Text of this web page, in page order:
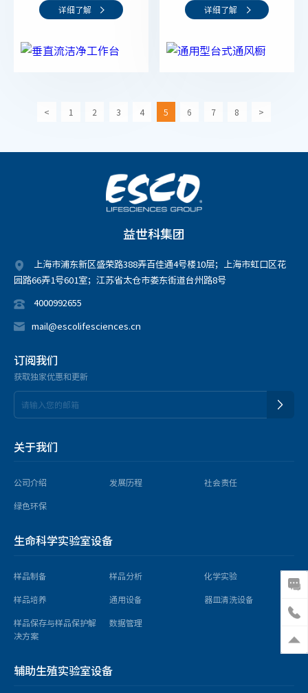
详细了解 详细了解
< 1 2 3 4 5 6 7 8 >
益世科集团
上海市浦东新区盛荣路388弄百佳通4号楼10层；上海市虹口区花
园路66弄1号601室；江苏省太仓市娄东街道台州路8号
4000992655
mail@escolifesciences.cn
订阅我们
获取独家优惠和更新
关于我们
公司介绍 发展历程
社会责任
绿色环保
生命科学实验室设备
样品制备 样品分析
化学实验
样品培养
通用设备
器皿清洗设备
样品保存与样品保护解
决方案
数据管理
辅助生殖实验室设备